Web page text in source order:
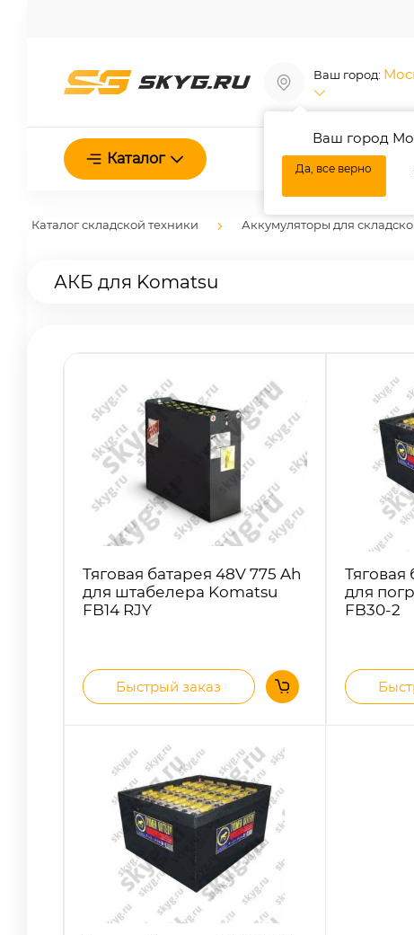
Ваш город:
Ваш город
Да, все верно
Каталог О нас
Каталог складской техники Аккумуляторы для
АКБ для Komatsu
Тяговая батарея 48V 775 Ah
для штабелера Komatsu
FB14 RJY
Быстрый заказ
Тяговая
для
FB30-2